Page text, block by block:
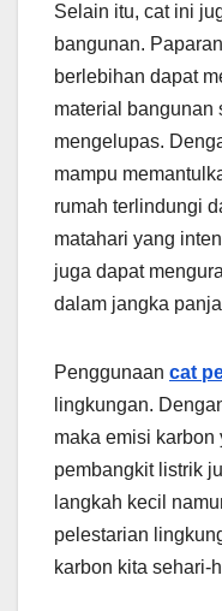
Selain itu, cat ini
bangunan.
berlebihan dapat
material bangunan
mengelupas.
mampu
rumah terlindungi
matahari yang
juga dapat
dalam jangka
Penggunaan cat
lingkungan.
maka emisi
pembangkit listrik
langkah kecil
pelestarian
karbon kita sehari-